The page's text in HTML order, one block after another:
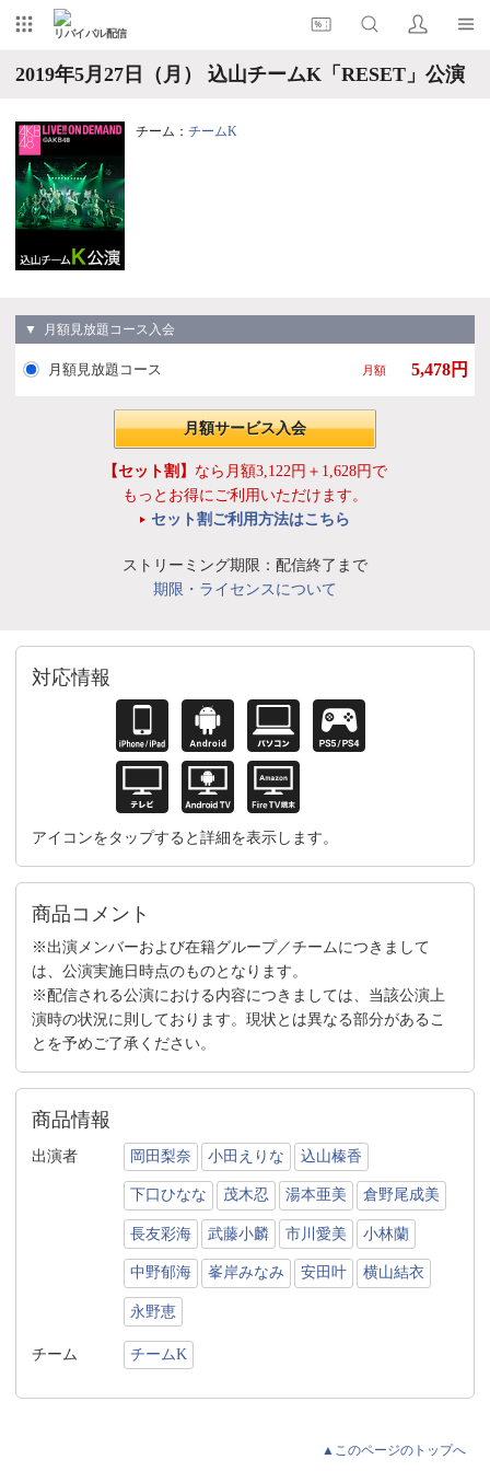
リバイバル配信
2019年5月27日（月） 込山チームK「RESET」公演
チーム： チームK
▼ 月額見放題コース入会
月額見放題コース 月額 5,478円
月額サービス入会
【セット割】 なら月額3,122円＋1,628円で
もっとお得にご利用いただけます。
セット割ご利用方法はこちら
ストリーミング期限：配信終了まで
期限・ライセンスについて
対応情報
アイコンをタップすると詳細を表示します。
商品コメント
※出演メンバーおよび在籍グループ／チームにつきまして
は、公演実施日時点のものとなります。
※配信される公演における内容につきましては、当該公演上
演時の状況に則しております。現状とは異なる部分があるこ
とを予めご了承ください。
商品情報
出演者 岡田梨奈 小田えりな 込山榛香
下口ひなな 茂木忍 湯本亜美 倉野尾成美
長友彩海 武藤小麟 市川愛美 小林蘭
中野郁海 峯岸みなみ 安田叶 横山結衣
永野恵
チーム チームK
▲このページのトップへ